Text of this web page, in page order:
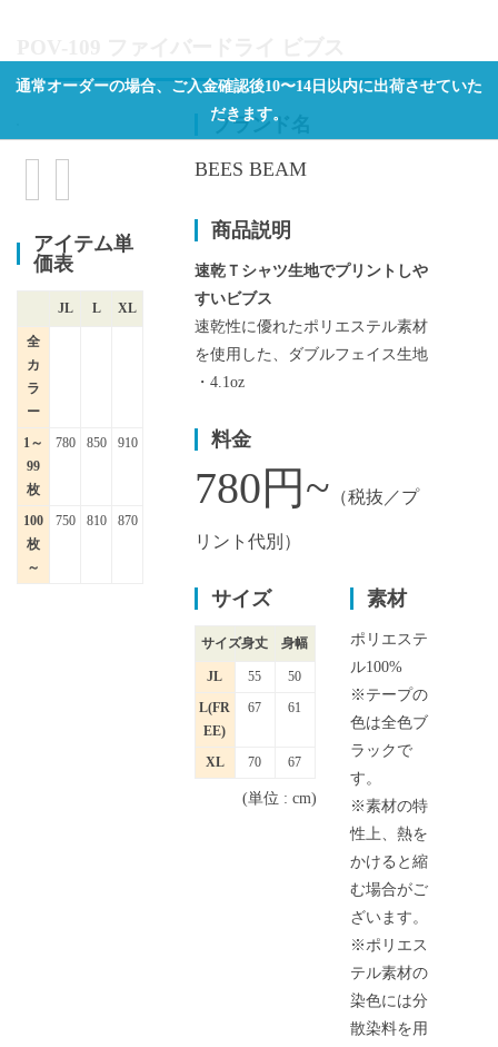
通常オーダーの場合、ご入金確認後10〜14日以内に出荷させていた
だきます。
アイテム単
価表
JL L XL
全
カ
ラ
ー
1～
99
枚
780 850 910
100
枚
～
750 810 870
ブランド名
BEES BEAM
商品説明
速乾Ｔシャツ生地でプリントしや
すいビブス
速乾性に優れたポリエステル素材
を使用した、ダブルフェイス生地
・4.1oz
料金
780円~ （税抜／プ
リント代別）
サイズ
サイズ身丈 身幅
JL 55
50
L(FR
EE)
67 61
XL 70 67
(単位 : cm)
素材
ポリエステ
ル100%
※テープの
色は全色ブ
ラックで
す。
※素材の特
性上、熱を
かけると縮
む場合がご
ざいます。
※ポリエス
テル素材の
染色には分
散染料を用